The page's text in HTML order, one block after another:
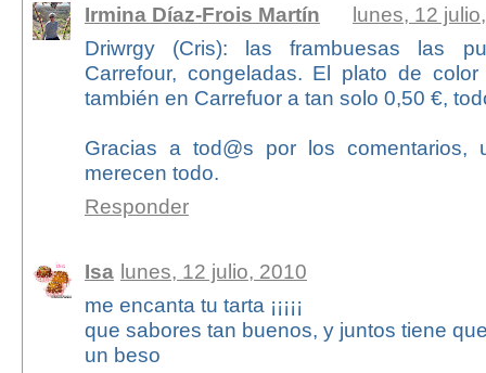
Irmina Díaz-Frois Martín
lunes, 12
Driwrgy (Cris): las frambuesas las
Carrefour, congeladas. El plato de
también en Carrefuor a tan solo 0,50 €,
Gracias a tod@s por los
merecen todo.
Responder
Isa lunes, 12 julio, 2010
me encanta tu tarta ¡¡¡¡¡
que sabores tan buenos, y juntos tiene
un beso